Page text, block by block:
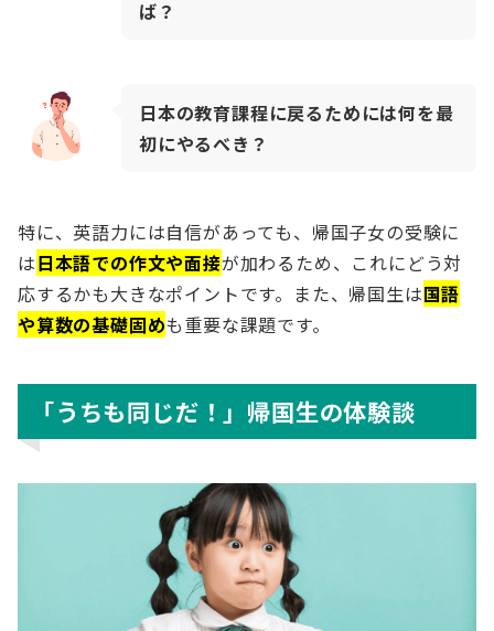
ば？
日本の教育課程に戻るためには何を最
初にやるべき？
特に、英語力には自信があっても、帰国子女の受験に
は日本語での作文や面接が加わるため、これにどう対
応するかも大きなポイントです。また、帰国生は国語
や算数の基礎固めも重要な課題です。
「うちも同じだ！」帰国生の体験談